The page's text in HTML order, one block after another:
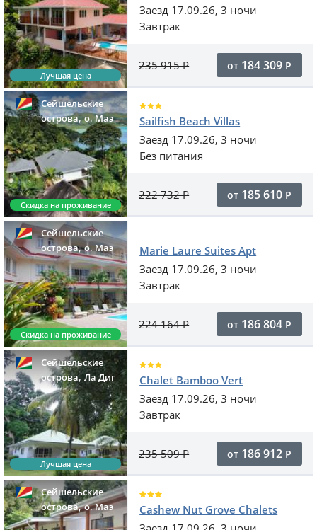
Лучшая цена
Заезд 17.09.26, 3 ночи
Завтрак
235 915Р от 184 309 Р
Сейшельские
острова,o. Маэ
Скидка на проживание
Sailfish Beach Villas
Заезд 17.09.26, 3 ночи
Без питания
222 732Р от 185 610 Р
Сейшельские
острова,o. Маэ
Скидка на проживание
Marie Laure Suites Apt
Заезд 17.09.26, 3 ночи
Завтрак
224 164Р от 186 804 Р
Сейшельские
острова,Ла Диг
Лучшая цена
Chalet Bamboo Vert
Заезд 17.09.26, 3 ночи
Завтрак
235 509Р от 186 912 Р
Сейшельские
острова,o. Маэ
Cashew Nut Grove Chalets